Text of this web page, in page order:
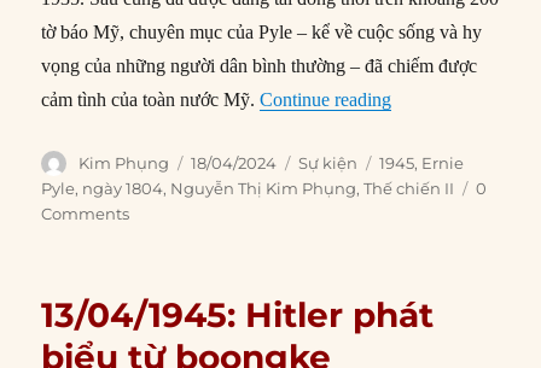
tờ báo Mỹ, chuyên mục của Pyle – kể về cuộc sống và hy
vọng của những người dân bình thường – đã chiếm được
cảm tình của toàn nước Mỹ.Continue reading“18/04/1945:
Author
Kim Phụng
Posted
on
18/04/2024 Categories
Sự kiện Tags
1945, Ernie
Pyle, ngày 1804, Nguyễn Thị Kim Phụng,Thế chiến II
0
Comments
13/04/1945: Hitler phát
biểu từ boongke